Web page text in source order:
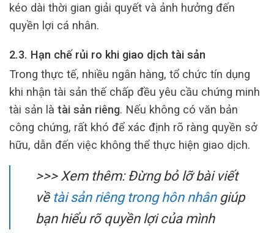
kéo dài thời gian giải quyết và ảnh hưởng đến
quyền lợi cá nhân.
2.3. Hạn chế rủi ro khi giao dịch tài sản
Trong thực tế, nhiều ngân hàng, tổ chức tín dụng
khi nhận tài sản thế chấp đều yêu cầu chứng minh
tài sản là tài sản riêng. Nếu không có văn bản
công chứng, rất khó để xác định rõ ràng quyền sở
hữu, dẫn đến việc không thể thực hiện giao dịch.
>>> Xem thêm: Đừng bỏ lỡ bài viết
về tài sản riêng trong hôn nhângiúp
bạn hiểu rõ quyền lợi của mình